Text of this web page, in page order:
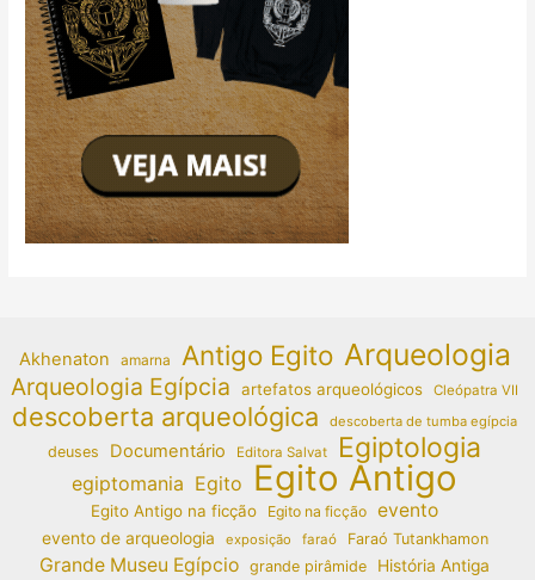
Akhenaton amarna Antigo Egito Arqueologia
Arqueologia Egípcia artefatos arqueológicos Cleópatra VII
descoberta arqueológica descoberta de tumba egípcia
deuses Documentário Editora Salvat Egiptologia
egiptomania Egito Egito Antigo
Egito Antigo na ficção Egito na ficção evento
evento de arqueologia exposição faraó Faraó Tutankhamon
Grande Museu Egípcio grande pirâmide
História Antiga